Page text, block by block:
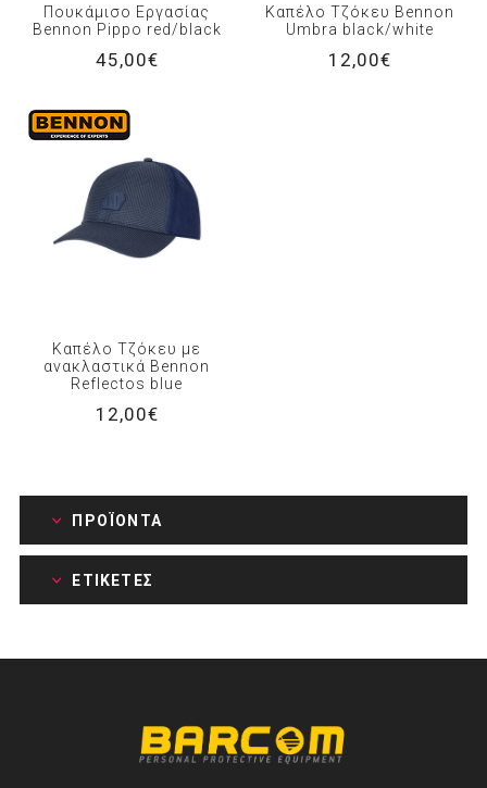
Πουκάμισο Εργασίας
Bennon Pippo red/black
45,00€
Καπέλο Τζόκευ Bennon
Umbra black/white
12,00€
Καπέλο Τζόκευ με
ανακλαστικά Bennon
Reflectos blue
12,00€
ΠΡΟΪΌΝΤΑ
ΕΤΙΚΈΤΕΣ